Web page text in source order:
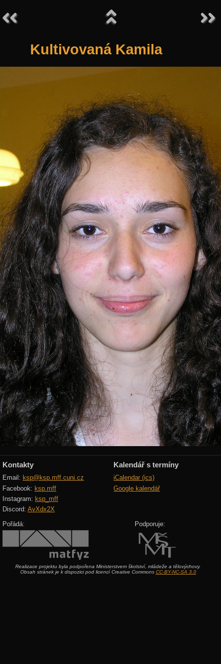
Kultivovaná Kamila
Kontakty
Email: ksp@ksp.mff.cuni.cz
Facebook: ksp.mff
Instagram: ksp_mff
Discord: AvXdx2X
Kalendář s termíny
iCalendar (ics)
Google kalendář
Pořádá: Podporuje:
Realizace projektu byla podpořena Ministerstvem školství, mládeže a tělovýchovy.
Obsah stránek je k dispozici pod licencí Creative Commons CC-BY-NC-SA 3.0